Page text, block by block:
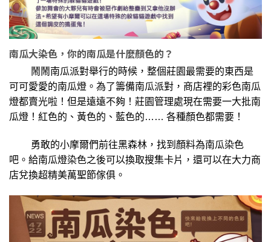
南瓜大染色，你的南瓜是什麼顏色的？
鬧鬧南瓜派對舉行的時候，整個莊園最需要的東西是
可可愛愛的南瓜燈。為了籌備南瓜派對，商店裡的彩色南瓜
燈都賣光啦！但是遠遠不夠！莊園管理處現在需要一大批南
瓜燈！紅色的、黃色的、藍色的…… 各種顏色都需要！
勇敢的小摩爾們前往黑森林，找到顏料為南瓜染色
吧。給南瓜燈染色之後可以換取搜集卡片，還可以在大力商
店兌換超精美萬聖節傢俱。